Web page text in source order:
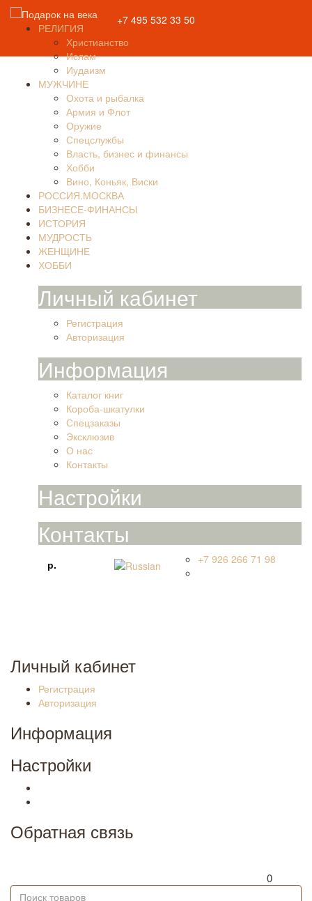
РЕЛИГИЯ
Христианство
Ислам
Иудаизм
МУЖЧИНЕ
Охота и рыбалка
Армия и Флот
Оружие
Спецслужбы
Власть, бизнес и финансы
Хобби
Вино, Коньяк, Виски
РОССИЯ.МОСКВА
БИЗНЕСЕ-ФИНАНСЫ
ИСТОРИЯ
МУДРОСТЬ
ЖЕНЩИНЕ
ХОББИ
Личный кабинет
Регистрация
Авторизация
Информация
Каталог книг
Короба-шкатулки
Спецзаказы
Эксклюзив
О нас
Контакты
Настройки
Контакты
р. Язык
+7 926 266 71 98
Личный кабинет
Регистрация
Авторизация
Информация
Настройки
Обратная связь
0
+7 495 532 33 50